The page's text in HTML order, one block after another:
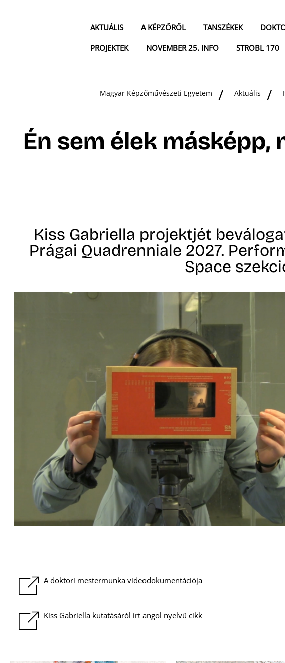
AKTUÁLIS A KÉPZŐRŐL TANSZÉKEK
PROJEKTEK
NOVEMBER 25. INFO STROBL 170
Magyar Képzőművészeti Egyetem Aktuális
Én sem élek másképp,
Kiss Gabriella projektjét
Prágai Quadrenniale 2027.
Space
A doktori mestermunka videodokumentációja
Kiss Gabriella kutatásáról írt angol nyelvű cikk